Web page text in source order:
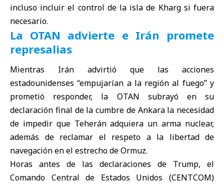
incluso incluir el control de la isla de Kharg si fuera
necesario.
La OTAN advierte e Irán promete
represalias
Mientras Irán advirtió que las acciones
estadounidenses “empujarían a la región al fuego” y
prometió responder, la OTAN subrayó en su
declaración final de la cumbre de Ankara la necesidad
de impedir que Teherán adquiera un arma nuclear,
además de reclamar el respeto a la libertad de
navegación en el estrecho de Ormuz.
Horas antes de las declaraciones de Trump, el
Comando Central de Estados Unidos (CENTCOM)